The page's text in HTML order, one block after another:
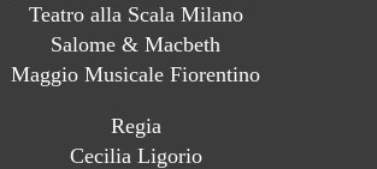
Teatro alla Scala Milano
Salome & Macbeth
Maggio Musicale Fiorentino
Regia
Cecilia Ligorio